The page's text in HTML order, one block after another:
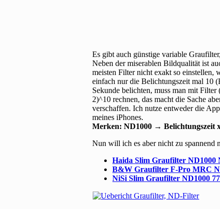
Es gibt auch günstige variable
Neben der miserablen Bildqualität ist
meisten Filter nicht exakt so einstellen,
einfach nur die Belichtungszeit mal 10
Sekunde belichten, muss man mit
2)^10 rechnen, das macht die Sache
verschaffen. Ich nutze entweder die
meines iPhones.
Merken: ND1000 → Belichtungszeit
Nun will ich es aber nicht zu spannend
Haida Slim Graufilter ND1000
B&W Graufilter F-Pro MRC
NiSi Slim Graufilter ND1000